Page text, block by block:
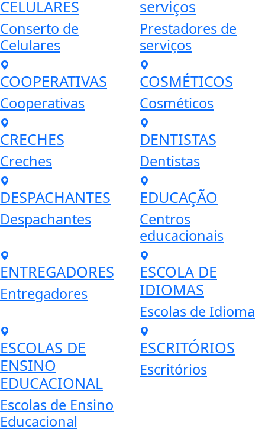
CELULARES
Conserto de
Celulares
serviços
Prestadores de
serviços
COOPERATIVAS
Cooperativas
COSMÉTICOS
Cosméticos
CRECHES
Creches
DENTISTAS
Dentistas
DESPACHANTES
Despachantes
EDUCAÇÃO
Centros
educacionais
ENTREGADORES
Entregadores
ESCOLA DE
IDIOMAS
Escolas de Idioma
ESCOLAS DE
ENSINO
EDUCACIONAL
Escolas de Ensino
Educacional
ESCRITÓRIOS
Escritórios